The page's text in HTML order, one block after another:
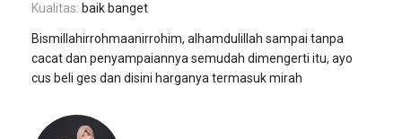
Kualitas: baik banget
Bismillahirrohmaanirrohim, alhamdulillah sampai tanpa
cacat dan penyampaiannya semudah dimengerti itu, ayo
cus beli ges dan disini harganya termasuk mirah